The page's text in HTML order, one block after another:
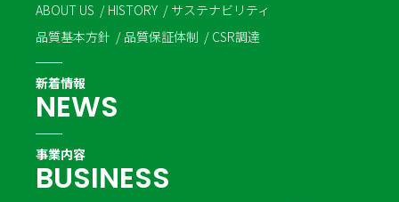
ABOUT US HISTORY
サステナビリティ
品質基本方針
品質保証体制 CSR調達
新着情報
NEWS
事業内容
BUSINESS